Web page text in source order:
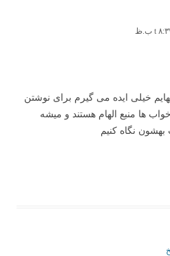
خیلی ایده می گیرم برای نوشتن
ها منبع الهام هستند و میشه
نگاه کنیم